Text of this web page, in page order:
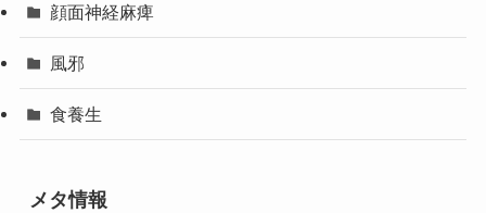
顔面神経麻痺
風邪
食養生
メタ情報